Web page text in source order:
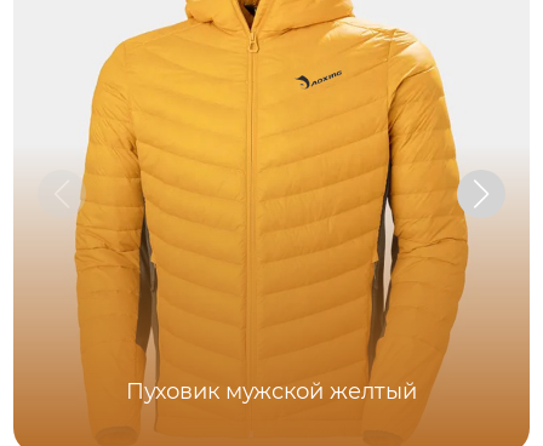
Пуховик мужской желтый